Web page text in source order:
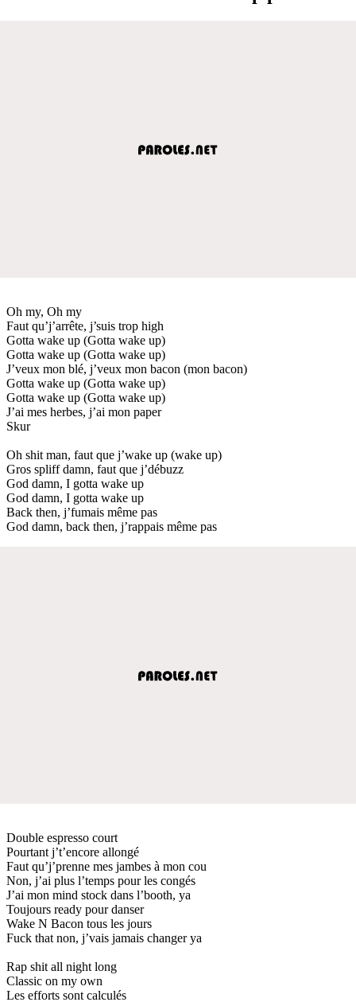
Oh my, Oh my
Faut qu’j’arrête, j’suis trop high
Gotta wake up (Gotta wake up)
Gotta wake up (Gotta wake up)
J’veux mon blé, j’veux mon bacon (mon bacon)
Gotta wake up (Gotta wake up)
Gotta wake up (Gotta wake up)
J’ai mes herbes, j’ai mon paper
Skur
Oh shit man, faut que j’wake up (wake up)
Gros spliff damn, faut que j’débuzz
God damn, I gotta wake up
God damn, I gotta wake up
Back then, j’fumais même pas
God damn, back then, j’rappais même pas
Double espresso court
Pourtant j’t’encore allongé
Faut qu’j’prenne mes jambes à mon cou
Non, j’ai plus l’temps pour les congés
J’ai mon mind stock dans l’booth, ya
Toujours ready pour danser
Wake N Bacon tous les jours
Fuck that non, j’vais jamais changer ya
Rap shit all night long
Classic on my own
Les efforts sont calculés